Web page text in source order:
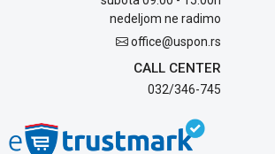
nedeljom ne radimo
office@uspon.rs
CALL CENTER
032/346-745